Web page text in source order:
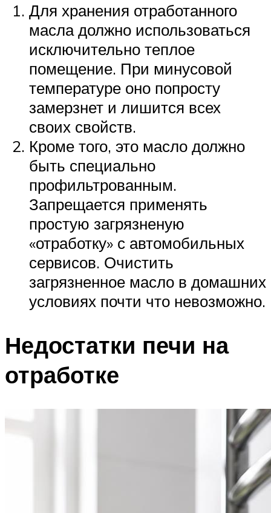
Для хранения отработанного
масла должно использоваться
исключительно теплое
помещение. При минусовой
температуре оно попросту
замерзнет и лишится всех
своих свойств.
Кроме того, это масло должно
быть специально
профильтрованным.
Запрещается применять
простую загрязненую
«отработку» с автомобильных
сервисов. Очистить
загрязненное масло в домашних
условиях почти что невозможно.
Недостатки печи на
отработке